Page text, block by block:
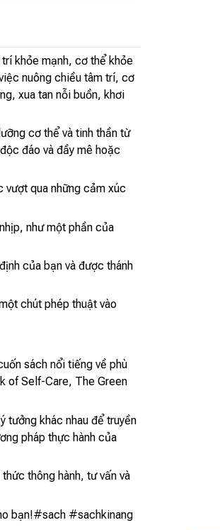
khỏe mạnh, cơ thể khỏe
nuông chiều tâm trí, cơ
xua tan nỗi buồn, khơi
cơ thể và tinh thần từ
đáo và đầy mê hoặc
qua những cảm xúc
như một phần của
của bạn và được thánh
chút phép thuật vào
sách nổi tiếng về phù
of Self-Care, The Green
tưởng khác nhau để truyền
pháp thực hành của
thông hành, tư vấn và
bạn!#sach #sachkinang